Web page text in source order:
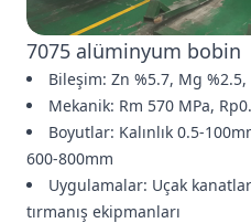
7075 alüminyum bobin
Bileşim: Zn %5.7, Mg %2.5,
Mekanik: Rm 570 MPa,
Boyutlar: Kalınlık 0.5-
600-800mm
Uygulamalar: Uçak
tırmanış ekipmanları